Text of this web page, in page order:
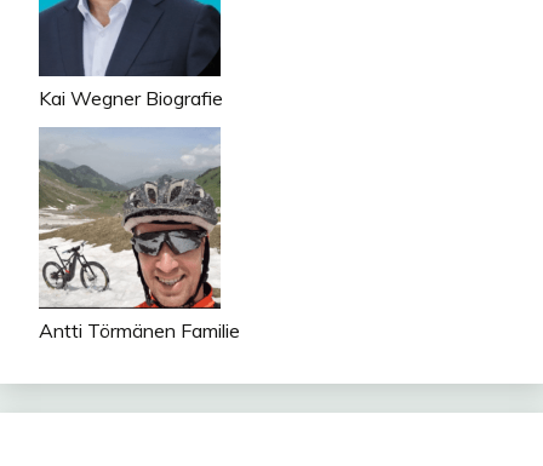
Kai Wegner Biografie
Antti Törmänen Familie